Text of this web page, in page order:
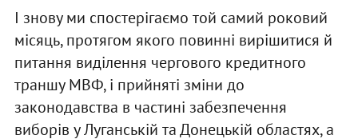
І знову ми спостерігаємо той самий роковий
місяць, протягом якого повинні вирішитися й
питання виділення чергового кредитного
траншу МВФ, і прийняті зміни до
законодавства в частині забезпечення
виборів у Луганській та Донецькій областях, а